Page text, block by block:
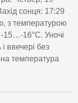
сонця: 17:29
з температурою
15…-16°C. Уночі
ввечері без
температура